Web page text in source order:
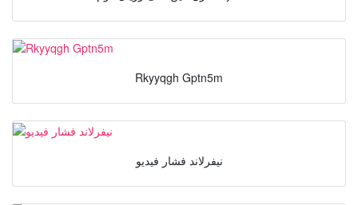
Rkyyqgh Gptn5m
نيفرلاند فشار فيديو